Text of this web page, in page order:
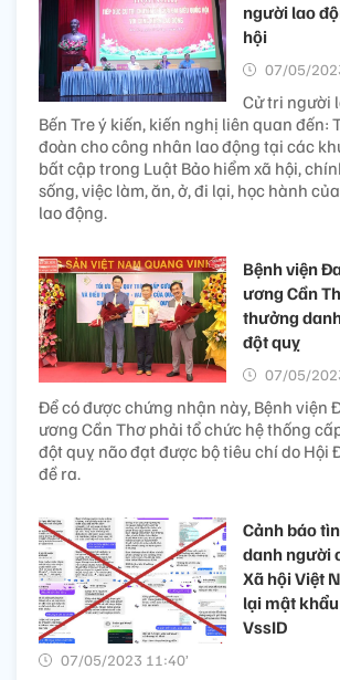
người lao
hội
07/05/
Cử tri người
Bến Tre ý kiến, kiến nghị liên quan đến:
đoàn cho công nhân lao động tại các
bất cập trong Luật Bảo hiểm xã hội,
sống, việc làm, ăn, ở, đi lại, học hành
lao động.
Bệnh viện
ương Cần
thưởng
đột quỵ
07/05/
Để có được chứng nhận này, Bệnh viện
ương Cần Thơ phải tổ chức hệ thống
đột quỵ não đạt được bộ tiêu chí do Hội
đề ra.
Cảnh báo
danh người
Xã hội Việt
lại mật
VssID
07/05/2023 11:40’